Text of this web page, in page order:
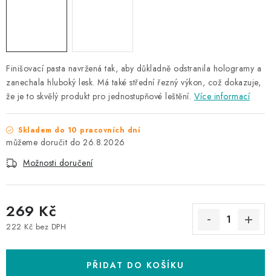
Finišovací pasta navržená tak, aby důkladně odstranila hologramy a
zanechala hluboký lesk. Má také střední řezný výkon, což dokazuje,
že je to skvělý produkt pro jednostupňové leštění. Více informací
Skladem do 10 pracovních dní
26.8.2026
Možnosti doručení
269 Kč
222 Kč bez DPH
PŘIDAT DO KOŠÍKU